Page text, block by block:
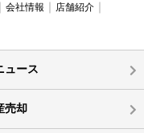
会社情報
店舗紹介
ュース
売却